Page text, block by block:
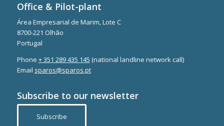
Office & Pilot-plant
Área Empresarial de Marim, Lote C
8700-221 Olhão
Portugal
Phone + 351 289 435 145 (national landline network call)
Email sparos@sparos.pt
Subscribe to our newsletter
Subscribe